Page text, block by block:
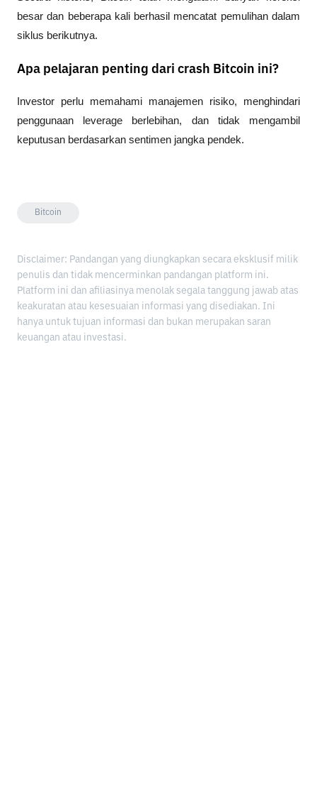
besar dan beberapa kali berhasil mencatat pemulihan dalam
siklus berikutnya.
Apa pelajaran penting dari crash Bitcoin ini?
Investor perlu memahami manajemen risiko, menghindari
penggunaan leverage berlebihan, dan tidak mengambil
keputusan berdasarkan sentimen jangka pendek.
Bitcoin
Disclaimer: Pandangan yang diungkapkan secara eksklusif milik
penulis dan tidak mencerminkan pandangan platform ini.
Platform ini dan afiliasinya menolak segala tanggung jawab atas
keakuratan atau kesesuaian informasi yang disediakan. Ini
hanya untuk tujuan informasi dan bukan merupakan saran
keuangan atau investasi.